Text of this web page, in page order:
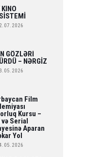
KİNO
GÖZLƏRİ
– NƏRGİZ
Film
Kursu –
və Serial
Aparan
Yol